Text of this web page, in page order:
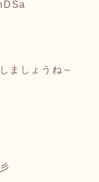
ましょうね～